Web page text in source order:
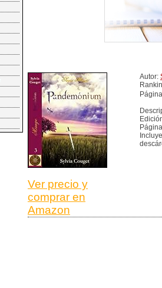
Ver precio y
comprar en
Amazon
Autor: